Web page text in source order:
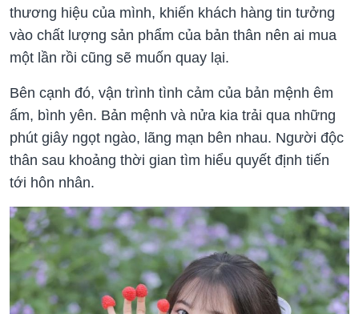
thương hiệu của mình, khiến khách hàng tin tưởng
vào chất lượng sản phẩm của bản thân nên ai mua
một lần rồi cũng sẽ muốn quay lại.
Bên cạnh đó, vận trình tình cảm của bản mệnh êm
ấm, bình yên. Bản mệnh và nửa kia trải qua những
phút giây ngọt ngào, lãng mạn bên nhau. Người độc
thân sau khoảng thời gian tìm hiểu quyết định tiến
tới hôn nhân.